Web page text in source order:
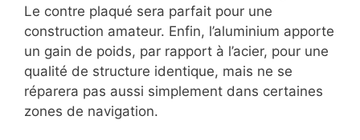
Le contre plaqué sera parfait pour une
construction amateur. Enfin, l’aluminium apporte
un gain de poids, par rapport à l’acier, pour une
qualité de structure identique, mais ne se
réparera pas aussi simplement dans certaines
zones de navigation.